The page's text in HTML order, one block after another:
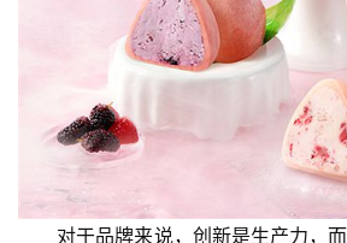
资
对于品牌来说，创新是生产力，而